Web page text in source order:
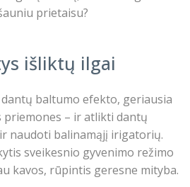
prietaisu?
išliktų ilgai
baltumo efekto, geriausia
– ir atlikti dantų
naudoti balinamąjį irigatorių.
sveikesnio gyvenimo režimo
kavos, rūpintis geresne mityba.